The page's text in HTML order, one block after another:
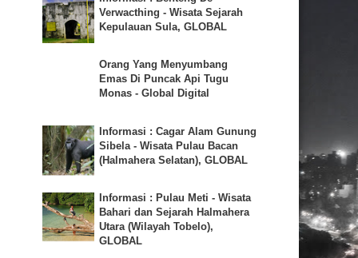
Verwacthing - Wisata Sejarah
Kepulauan Sula, GLOBAL
Orang Yang Menyumbang
Emas Di Puncak Api Tugu
Monas - Global Digital
Informasi : Cagar Alam Gunung
Sibela - Wisata Pulau Bacan
(Halmahera Selatan), GLOBAL
Informasi : Pulau Meti - Wisata
Bahari dan Sejarah Halmahera
Utara (Wilayah Tobelo),
GLOBAL